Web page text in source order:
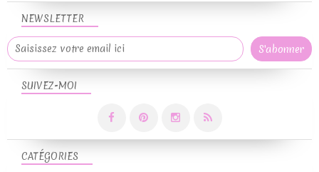
NEWSLETTER
SUIVEZ-MOI
CATÉGORIES